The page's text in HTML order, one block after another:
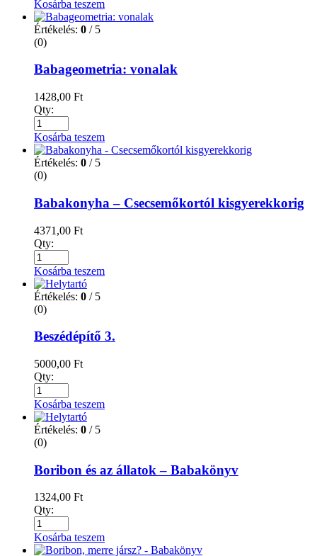
Kosárba teszem
Értékelés: 0 / 5
(0)
Babageometria: vonalak
1428,00 Ft
Qty:
Kosárba teszem
Értékelés: 0 / 5
(0)
Babakonyha – Csecsemőkortól kisgyerekkorig
4371,00 Ft
Qty:
Kosárba teszem
Értékelés: 0 / 5
(0)
Beszédépítő 3.
5000,00 Ft
Qty:
Kosárba teszem
Értékelés: 0 / 5
(0)
Boribon és az állatok – Babakönyv
1324,00 Ft
Qty:
Kosárba teszem